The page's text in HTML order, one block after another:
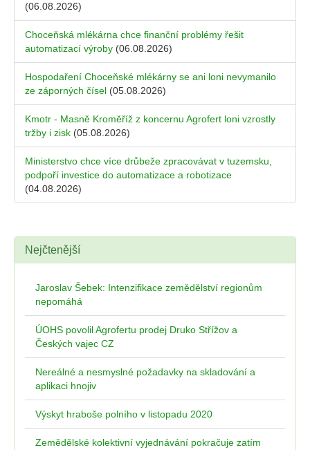
(06.08.2026)
Choceňská mlékárna chce finanční problémy řešit
automatizací výroby (06.08.2026)
Hospodaření Choceňské mlékárny se ani loni nevymanilo
ze záporných čísel (05.08.2026)
Kmotr - Masně Kroměříž z koncernu Agrofert loni vzrostly
tržby i zisk (05.08.2026)
Ministerstvo chce více drůbeže zpracovávat v tuzemsku,
podpoří investice do automatizace a robotizace
(04.08.2026)
Nejčtenější
Jaroslav Šebek: Intenzifikace zemědělství regionům
nepomáhá
ÚOHS povolil Agrofertu prodej Druko Střížov a
Českých vajec CZ
Nereálné a nesmyslné požadavky na skladování a
aplikaci hnojiv
Výskyt hraboše polního v listopadu 2020
Zemědělské kolektivní vyjednávání pokračuje zatím